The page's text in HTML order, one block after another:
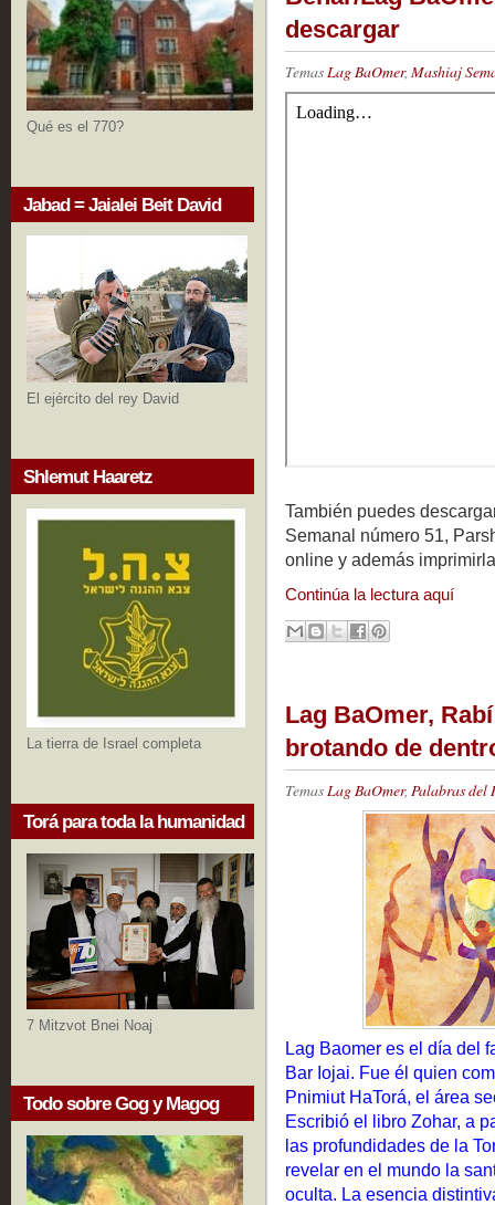
Qué es el 770?
Jabad = Jaialei Beit David
El ejército del rey David
Shlemut Haaretz
La tierra de Israel completa
Torá para toda la humanidad
7 Mitzvot Bnei Noaj
Todo sobre Gog y Magog
descargar
TemasLag BaOmer, Mashiaj
También puedes
Semanal número 51,
online y además
Continúa la lectura aquí
Lag BaOmer,
brotando de
Temas Lag BaOmer, Palabras del
Lag Baomer es el día del
Bar Iojai. Fue él quien
Pnimiut HaTorá, el área
Escribió el libro Zohar, a
las profundidades de la
revelar en el mundo la
oculta. La esencia